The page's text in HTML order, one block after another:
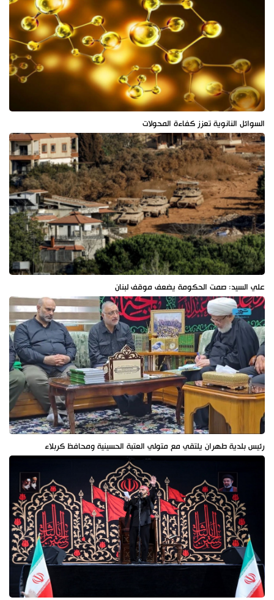
السوائل النانوية تعزز كفاءة المحولات
علي السيد: صمت الحكومة يضعف موقف لبنان
رئيس بلدية طهران يلتقي مع متولي العتبة الحسينية ومحافظ كربلاء